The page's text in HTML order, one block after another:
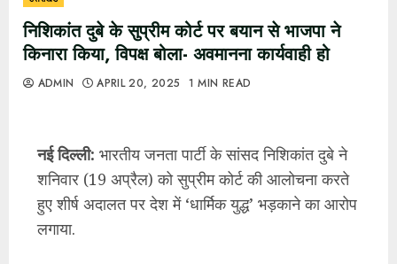
निशिकांत दुबे के सुप्रीम कोर्ट पर बयान से भाजपा ने
किनारा किया, विपक्ष बोला- अवमानना कार्यवाही हो
ADMIN APRIL 20, 2025 1 MIN READ
नई दिल्ली: भारतीय जनता पार्टी के सांसद निशिकांत दुबे ने
शनिवार (19 अप्रैल) को सुप्रीम कोर्ट की आलोचना करते
हुए शीर्ष अदालत पर देश में ‘धार्मिक युद्ध’ भड़काने का आरोप
लगाया.